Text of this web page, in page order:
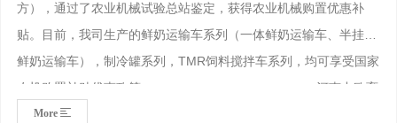
方），通过了农业机械试验总站鉴定，获得农业机械购置优惠补
贴。目前，我司生产的鲜奶运输车系列（一体鲜奶运输车、半挂式
鲜奶运输车），制冷罐系列，TMR饲料搅拌车系列，均可享受国家
农机购置补贴优惠政策。 河南力欧畜
牧装备科技有限公司 2023年4
More